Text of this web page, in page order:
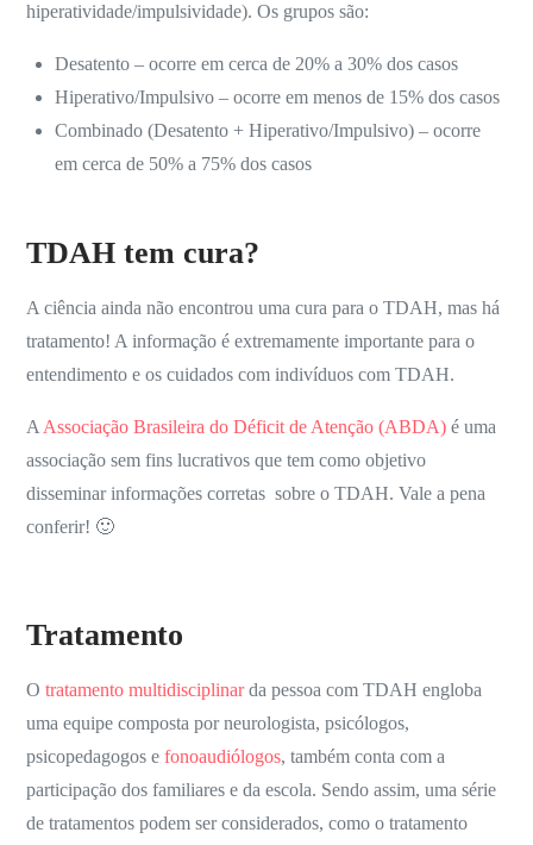
hiperatividade/impulsividade). Os grupos são:
Desatento – ocorre em cerca de 20% a 30% dos casos
Hiperativo/Impulsivo – ocorre em menos de 15% dos casos
Combinado (Desatento + Hiperativo/Impulsivo) – ocorre
em cerca de 50% a 75% dos casos
TDAH tem cura?
A ciência ainda não encontrou uma cura para o TDAH, mas há
tratamento! A informação é extremamente importante para o
entendimento e os cuidados com indivíduos com TDAH.
A Associação Brasileira do Déficit de Atenção (ABDA) é uma
associação sem fins lucrativos que tem como objetivo
disseminar informações corretas sobre o TDAH. Vale a pena
conferir! 🙂
Tratamento
Otratamento multidisciplinarda pessoa com TDAH engloba
uma equipe composta por neurologista, psicólogos,
psicopedagogos efonoaudiólogos, também conta com a
participação dos familiares e da escola. Sendo assim, uma série
de tratamentos podem ser considerados, como o tratamento